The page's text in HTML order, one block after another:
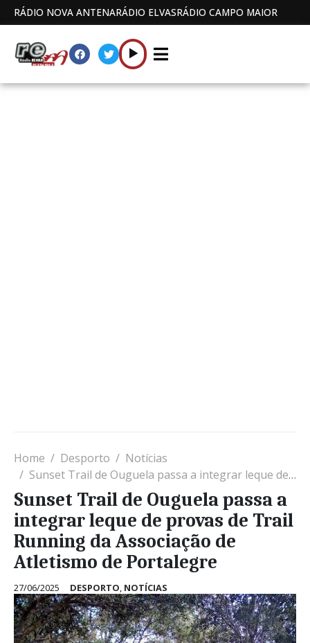
RÁDIO NOVA ANTENARÁDIO ELVASRÁDIO CAMPO MAIOR
Home Desporto
Notícias
Sunset Trail de Ouguela passa a integrar leque de provas de Trail Running da Associação de Atletismo de Portalegre
Sunset Trail de Ouguela passa a
integrar leque de provas de Trail
Running da Associação de
Atletismo de Portalegre
27/06/2025 DESPORTO, NOTÍCIAS